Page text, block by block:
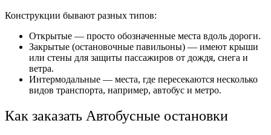
Конструкции бывают разных типов:
Открытые — просто обозначенные места вдоль дороги.
Закрытые (остановочные павильоны) — имеют крыши
или стены для защиты пассажиров от дождя, снега и
ветра.
Интермодальные — места, где пересекаются несколько
видов транспорта, например, автобус и метро.
Как заказать Автобусные остановки